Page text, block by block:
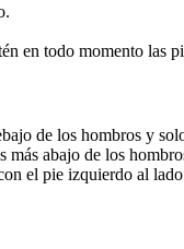
en todo momento las
de los hombros y
más abajo de los
el pie izquierdo al